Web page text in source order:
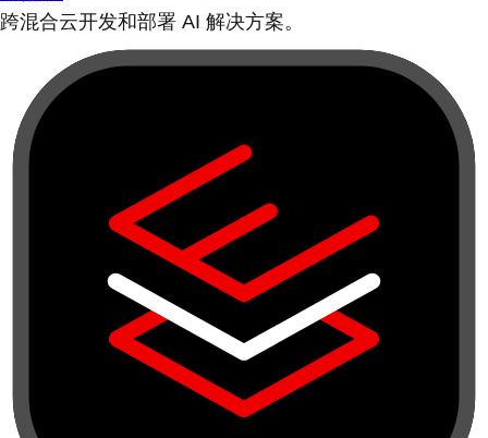
跨混合云开发和部署 AI 解决方案。